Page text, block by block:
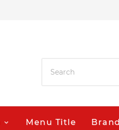
Menu Title